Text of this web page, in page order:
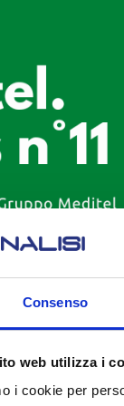
Consenso
web utilizza i
i cookie per
la
Durante il
👉 Vi